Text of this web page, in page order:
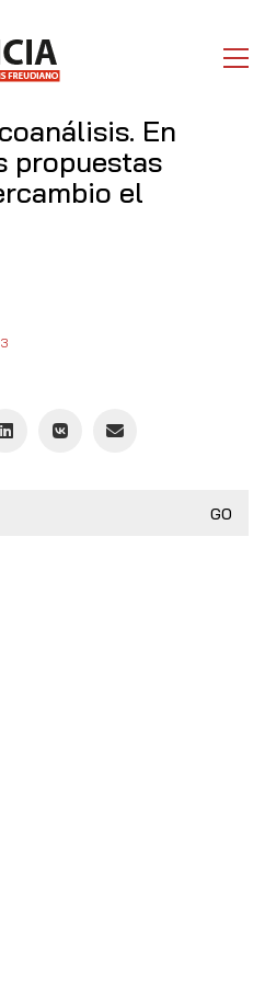
En
propuestas
el